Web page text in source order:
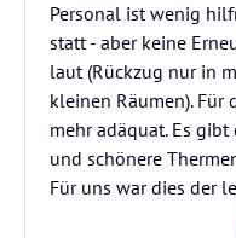
Personal ist wenig
statt - aber keine
laut (Rückzug nur in
kleinen Räumen). Für
mehr adäquat. Es
und schönere
Für uns war dies der